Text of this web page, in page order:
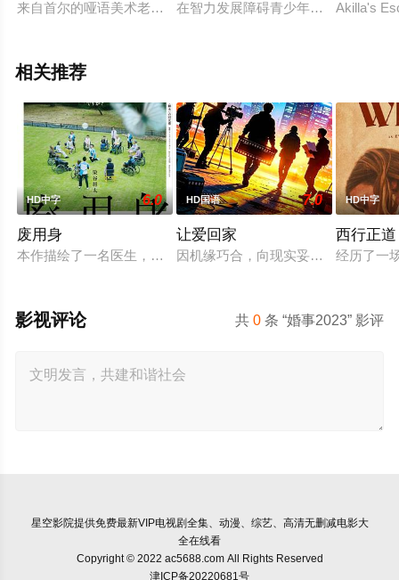
来自首尔的哑语美术老师仁浩（孔宥 饰）来到雾津，应聘慈爱
在智力发展障碍青少年疗护中心里，
Akilla's
相关推荐
HD中字 6.0
废用身
本作描绘了一名医生，因一种围绕“废用身”——因瘫痪等原因
HD国语 7.0
让爱回家
因机缘巧合，向现实妥协的导演朱达
HD中字
西行正道
经历了一
共0 条 “婚事2023” 影评
影视评论
星空影院提供免费最新VIP电视剧全集、动漫、综艺、高清无删减电影大
全在线看
Copyright © 2022 ac5688.com All Rights Reserved
津ICP备20220681号